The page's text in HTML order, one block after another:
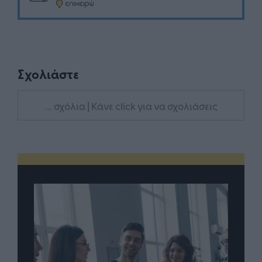
Σχολιάστε
... σχόλια | Κάνε click για να σχολιάσεις